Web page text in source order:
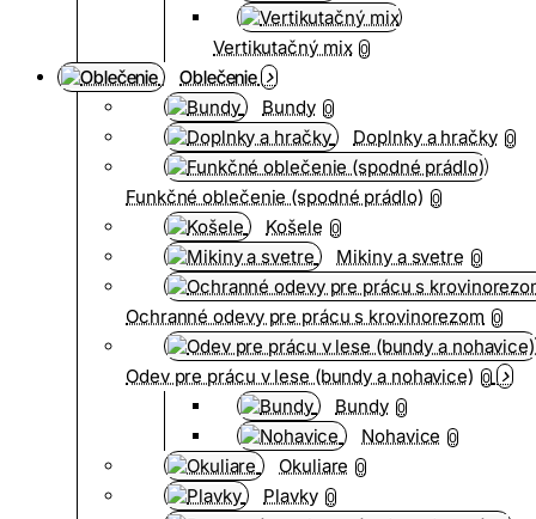
Vertikutačný mix 0
Oblečenie
Bundy 0
Doplnky a hračky 0
Funkčné oblečenie (spodné prádlo) 0
Košele 0
Mikiny a svetre 0
Ochranné odevy pre prácu s krovinorezom 0
Odev pre prácu v lese (bundy a nohavice) 0
Bundy 0
Nohavice 0
Okuliare 0
Plavky 0